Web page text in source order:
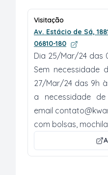
Visitação
Av. Estácio de Sá,
06810-180
Dia 25/Mar/24 das
Sem necessidade
27/Mar/24 das 9h
a necessidade
email
com bolsas,